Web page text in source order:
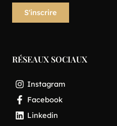
RÉSEAUX SOCIAUX
Instagram
Facebook
Linkedin